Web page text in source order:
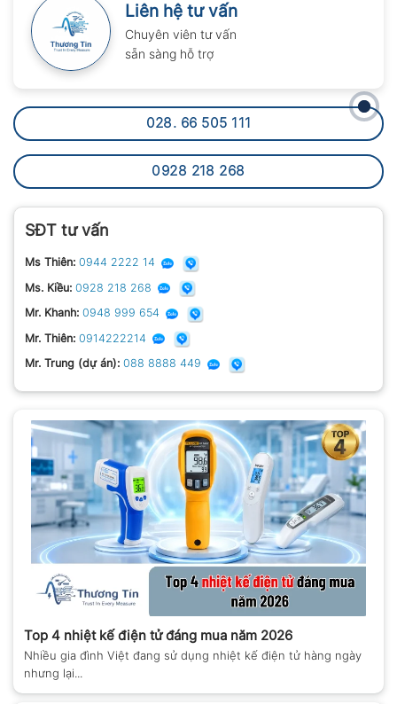
Liên hệ tư vấn
Chuyên viên tư vấn
sẵn sàng hỗ trợ
028. 66 505 111
0928 218 268
SĐT tư vấn
Ms Thiên: 0944 2222 14
Ms. Kiều: 0928 218 268
Mr. Khanh: 0948 999 654
Mr. Thiên: 0914222214
Mr. Trung (dự án): 088 8888 449
Top 4 nhiệt kế điện tử đáng mua năm 2026
Nhiều gia đình Việt đang sử dụng nhiệt kế điện tử hàng ngày
nhưng lại...